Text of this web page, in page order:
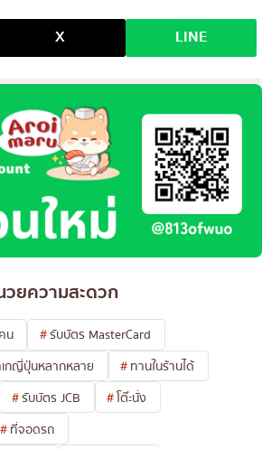
X LINE
วยความสะดวก
น
รับบัตร MasterCard
กญี่ปุ่นหลากหลาย
ทานในร้านได้
รับบัตร JCB
โต๊ะนั่ง
ที่จอดรถ